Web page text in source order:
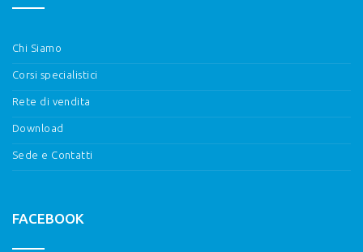
Chi Siamo
Corsi specialistici
Rete di vendita
Download
Sede e Contatti
FACEBOOK